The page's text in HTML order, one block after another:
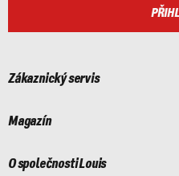
Zákaznický servis
Magazín
O společnosti Louis